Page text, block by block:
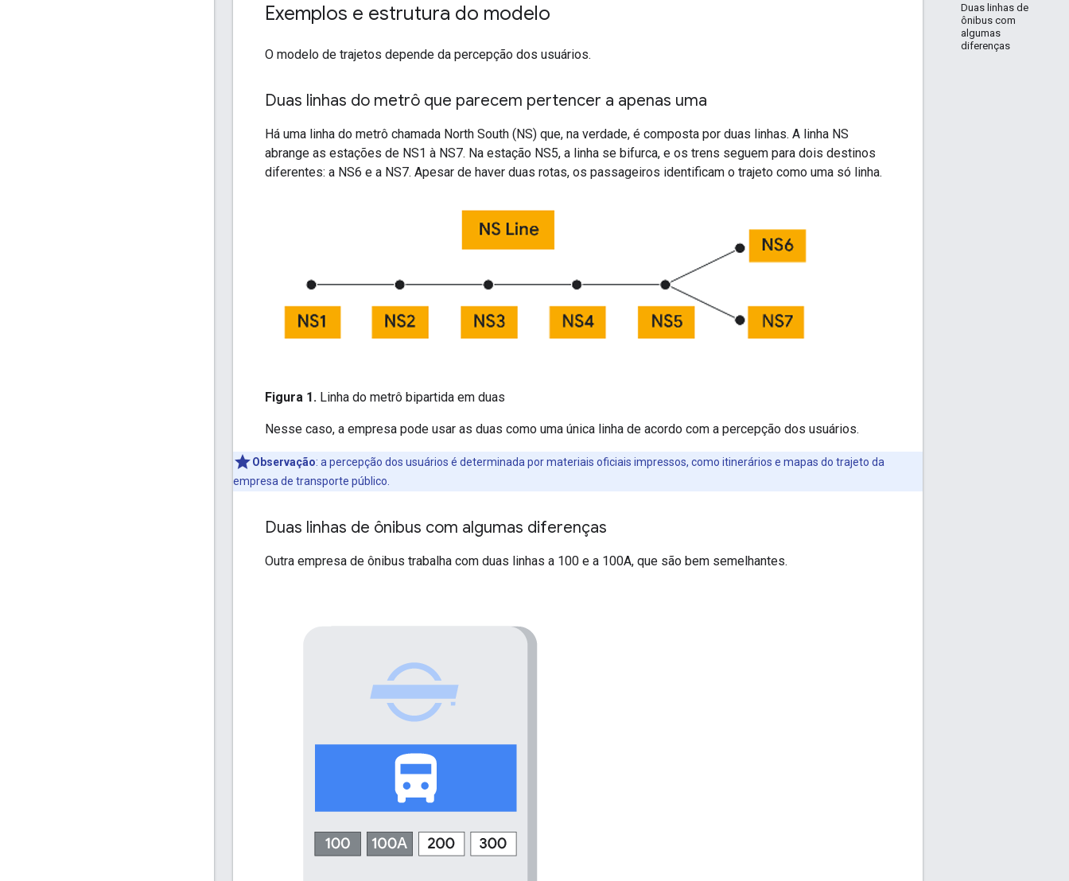
Duas linhas de
ônibus com
algumas
diferenças
Exemplos e estrutura do modelo
O modelo de trajetos depende da percepção dos usuários.
Duas linhas do metrô que parecem pertencer a apenas uma
Há uma linha do metrô chamada North South (NS) que, na verdade, é composta por duas linhas. A linha NS
abrange as estações de NS1 à NS7. Na estação NS5, a linha se bifurca, e os trens seguem para dois destinos
diferentes: a NS6 e a NS7. Apesar de haver duas rotas, os passageiros identificam o trajeto como uma só linha.
Figura 1. Linha do metrô bipartida em duas
Nesse caso, a empresa pode usar as duas como uma única linha de acordo com a percepção dos usuários.
Observação: a percepção dos usuários é determinada por materiais oficiais impressos, como itinerários e mapas do trajeto da
empresa de transporte público.
Duas linhas de ônibus com algumas diferenças
Outra empresa de ônibus trabalha com duas linhas a 100 e a 100A, que são bem semelhantes.